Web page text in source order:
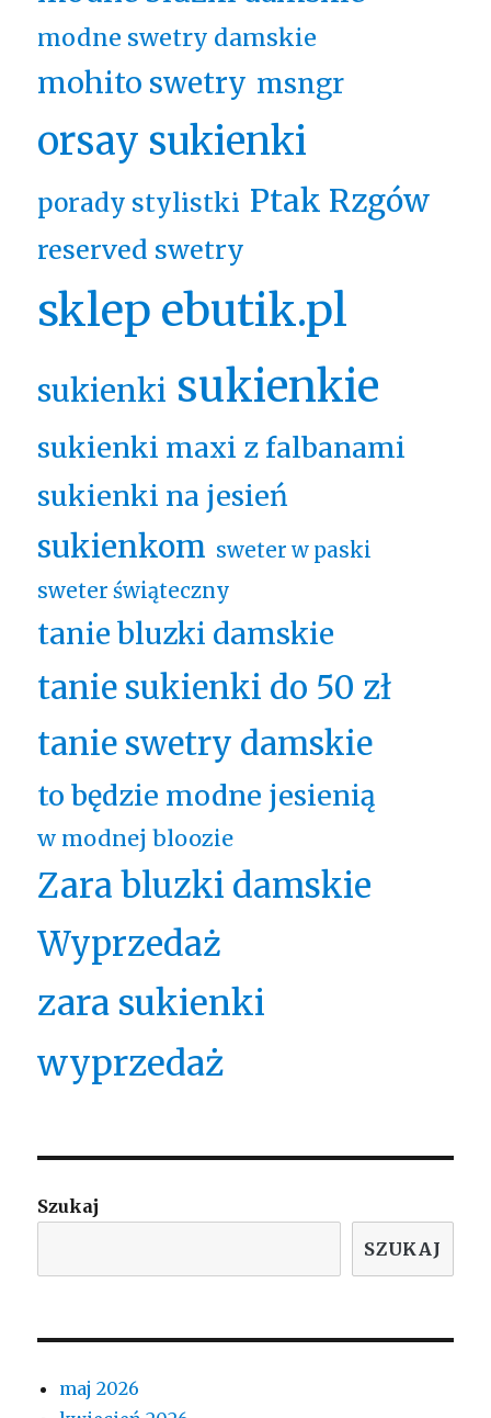
modne swetry damskie
mohito swetry msngr
orsay sukienki
porady stylistki Ptak Rzgów
reserved swetry
sklep ebutik.pl
sukienki sukienkie
sukienki maxi z falbanami
sukienki na jesień
sukienkom sweter w paski
sweter świąteczny
tanie bluzki damskie
tanie sukienki do 50 zł
tanie swetry damskie
to będzie modne jesienią
w modnej bloozie
Zara bluzki damskie
Wyprzedaż
zara sukienki
wyprzedaż
Szukaj
SZUKAJ
maj 2026